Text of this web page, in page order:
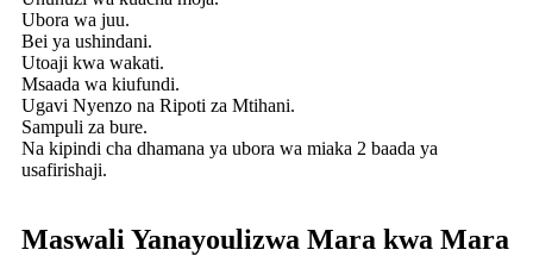
Ubora wa juu.
Bei ya ushindani.
Utoaji kwa wakati.
Msaada wa kiufundi.
Ugavi Nyenzo na Ripoti za Mtihani.
Sampuli za bure.
Na kipindi cha dhamana ya ubora wa miaka 2 baada ya
usafirishaji.
Maswali Yanayoulizwa Mara kwa Mara